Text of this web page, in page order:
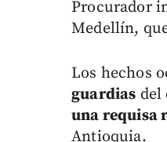
Procurador
Medellín,
Los hechos
guardias del
una requisa
Antioquia.